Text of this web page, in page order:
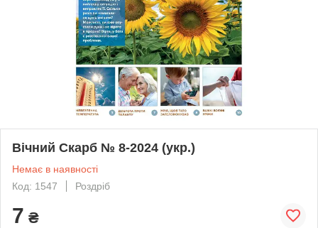
Вічний Скарб № 8-2024 (укр.)
Немає в наявності
Код: 1547
Роздріб
7 ₴